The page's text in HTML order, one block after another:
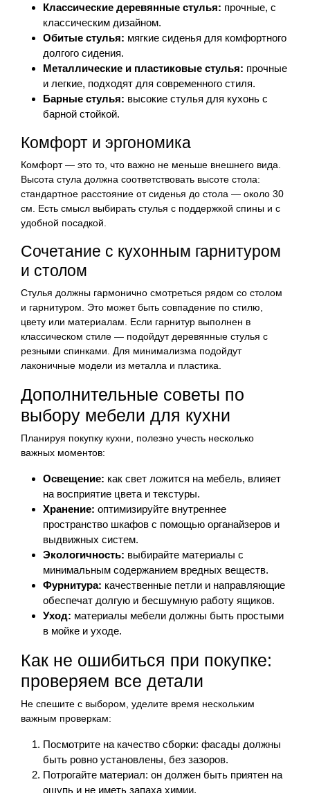
Классические деревянные стулья: прочные, с
классическим дизайном.
Обитые стулья: мягкие сиденья для комфортного
долгого сидения.
Металлические и пластиковые стулья: прочные
и легкие, подходят для современного стиля.
Барные стулья: высокие стулья для кухонь с
барной стойкой.
Комфорт и эргономика
Комфорт — это то, что важно не меньше внешнего вида.
Высота стула должна соответствовать высоте стола:
стандартное расстояние от сиденья до стола — около 30
см. Есть смысл выбирать стулья с поддержкой спины и с
удобной посадкой.
Сочетание с кухонным гарнитуром
и столом
Стулья должны гармонично смотреться рядом со столом
и гарнитуром. Это может быть совпадение по стилю,
цвету или материалам. Если гарнитур выполнен в
классическом стиле — подойдут деревянные стулья с
резными спинками. Для минимализма подойдут
лаконичные модели из металла и пластика.
Дополнительные советы по
выбору мебели для кухни
Планируя покупку кухни, полезно учесть несколько
важных моментов:
Освещение: как свет ложится на мебель, влияет
на восприятие цвета и текстуры.
Хранение: оптимизируйте внутреннее
пространство шкафов с помощью органайзеров и
выдвижных систем.
Экологичность: выбирайте материалы с
минимальным содержанием вредных веществ.
Фурнитура: качественные петли и направляющие
обеспечат долгую и бесшумную работу ящиков.
Уход: материалы мебели должны быть простыми
в мойке и уходе.
Как не ошибиться при покупке:
проверяем все детали
Не спешите с выбором, уделите время нескольким
важным проверкам:
Посмотрите на качество сборки: фасады должны
быть ровно установлены, без зазоров.
Потрогайте материал: он должен быть приятен на
ощупь и не иметь запаха химии.